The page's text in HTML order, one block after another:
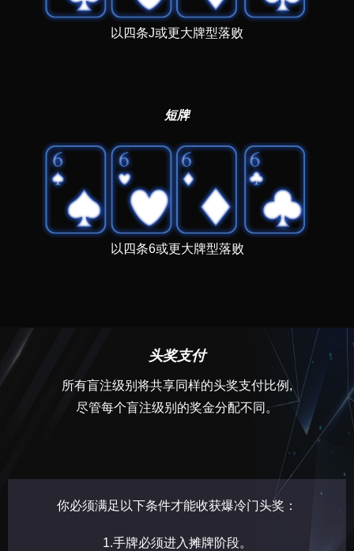
以四条J或更大牌型落败
短牌
以四条6或更大牌型落败
头奖支付
所有盲注级别将共享同样的头奖支付比例,
尽管每个盲注级别的奖金分配不同。
你必须满足以下条件才能收获爆冷门头奖：
1.手牌必须进入摊牌阶段。